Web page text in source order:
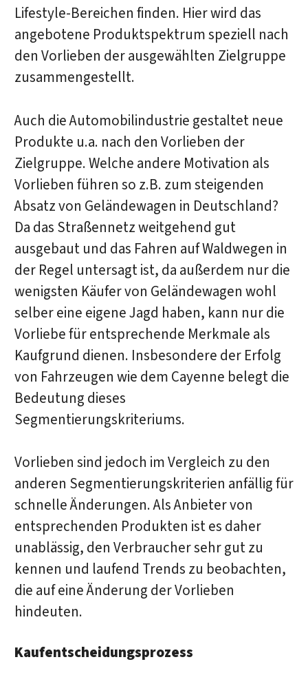
Lifestyle-Bereichen finden. Hier wird das
angebotene Produktspektrum speziell nach
den Vorlieben der ausgewählten Zielgruppe
zusammengestellt.
Auch die Automobilindustrie gestaltet neue
Produkte u.a. nach den Vorlieben der
Zielgruppe. Welche andere Motivation als
Vorlieben führen so z.B. zum steigenden
Absatz von Geländewagen in Deutschland?
Da das Straßennetz weitgehend gut
ausgebaut und das Fahren auf Waldwegen in
der Regel untersagt ist, da außerdem nur die
wenigsten Käufer von Geländewagen wohl
selber eine eigene Jagd haben, kann nur die
Vorliebe für entsprechende Merkmale als
Kaufgrund dienen. Insbesondere der Erfolg
von Fahrzeugen wie dem Cayenne belegt die
Bedeutung dieses
Segmentierungskriteriums.
Vorlieben sind jedoch im Vergleich zu den
anderen Segmentierungskriterien anfällig für
schnelle Änderungen. Als Anbieter von
entsprechenden Produkten ist es daher
unablässig, den Verbraucher sehr gut zu
kennen und laufend Trends zu beobachten,
die auf eine Änderung der Vorlieben
hindeuten.
Kaufentscheidungsprozess